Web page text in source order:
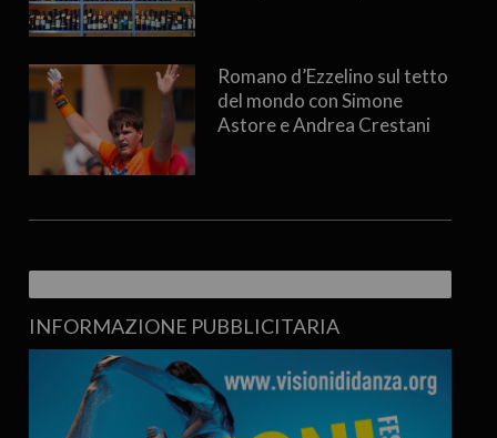
Romano d’Ezzelino sul tetto
del mondo con Simone
Astore e Andrea Crestani
INFORMAZIONE PUBBLICITARIA